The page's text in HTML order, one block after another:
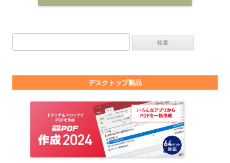
デスクトップ製品